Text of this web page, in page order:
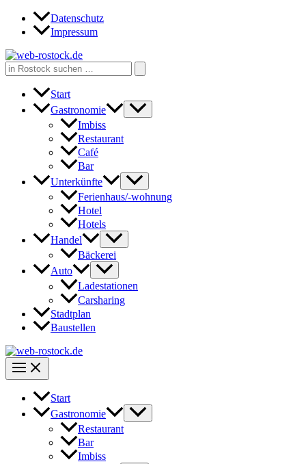
Zum
Inhalt
Datenschutz
Impressum
Search
for:
Start
Gastronomie
Imbiss
Restaurant
Café
Bar
Unterkünfte
Ferienhaus/-wohnung
Hotel
Hotels
Handel
Bäckerei
Auto
Ladestationen
Carsharing
Stadtplan
Baustellen
Start
Gastronomie
Restaurant
Bar
Imbiss